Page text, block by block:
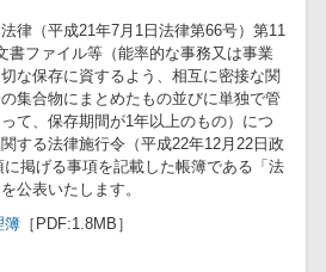
律（平成21年7月1日法律第66号）第11
書ファイル等（能率的な事務又は事業
な保存に資するよう、相互に密接な関
集合物にまとめたもの並びに単独で管
て、保存期間が1年以上のもの）につ
する法律施行令（平成22年12月22日政
掲げる事項を記載した帳簿である「法
公表いたします。
簿 ［PDF:1.8MB］